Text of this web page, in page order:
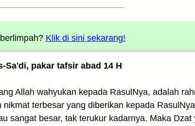
Klik di sini sekarang!
Sa'di, pakar tafsir abad 14 H
Allah wahyukan kepada RasulNya, adalah
terbesar yang diberikan kepada
sangat besar, tak terukur kadarnya. Maka Dzat